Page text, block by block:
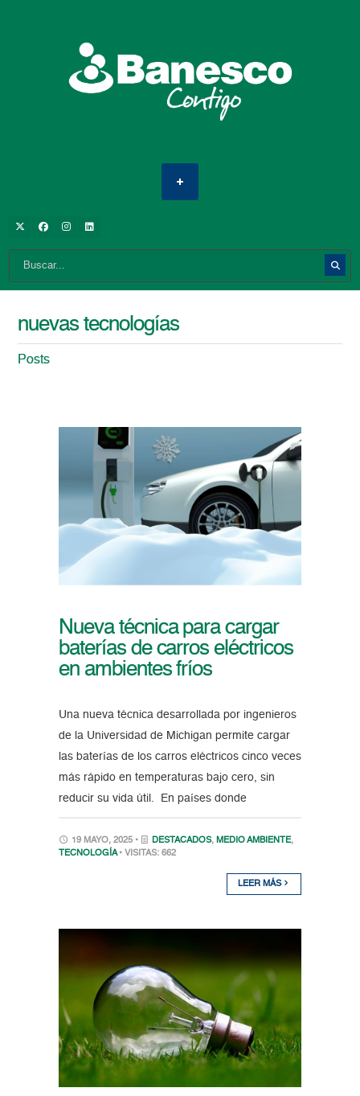
nuevas tecnologías
Posts
Nueva técnica para cargar
baterías de carros eléctricos
en ambientes fríos
Una nueva técnica desarrollada por ingenieros
de la Universidad de Michigan permite cargar
las baterías de los carros eléctricos cinco veces
más rápido en temperaturas bajo cero, sin
reducir su vida útil. En países donde
19 MAYO, 2025 • DESTACADOS, MEDIO AMBIENTE,
TECNOLOGÍA • VISITAS: 662
LEER MÁS